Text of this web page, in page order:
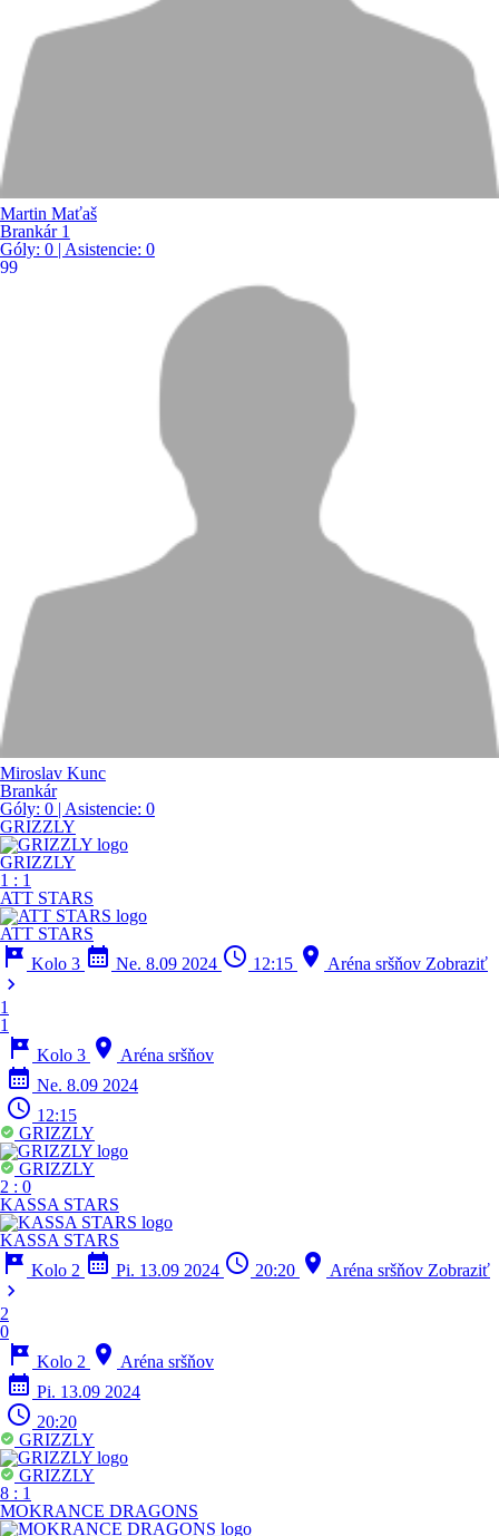
Martin Maťaš
Brankár 1
Góly: 0 | Asistencie: 0
99
Miroslav Kunc
Brankár
Góly: 0 | Asistencie: 0
GRIZZLY
GRIZZLY
1 : 1
ATT STARS
ATT STARS
tour Kolo 3 calendar_month Ne. 8.09 2024 schedule 12:15 location_on Aréna sršňov Zobraziť
chevron_right
1
1
tour Kolo 3 location_on Aréna sršňov
calendar_month Ne. 8.09 2024
schedule 12:15
GRIZZLY
GRIZZLY
2 : 0
KASSA STARS
KASSA STARS
tour Kolo 2 calendar_month Pi. 13.09 2024 schedule 20:20 location_on Aréna sršňov Zobraziť
chevron_right
2
0
tour Kolo 2 location_on Aréna sršňov
calendar_month Pi. 13.09 2024
schedule 20:20
GRIZZLY
GRIZZLY
8 : 1
MOKRANCE DRAGONS